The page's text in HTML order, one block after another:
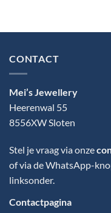
CONTACT
Mei’s Jewellery
Heerenwal 55
8556XW Sloten
Stel je vraag via onze
of via de WhatsApp-
linksonder.
Contactpagina